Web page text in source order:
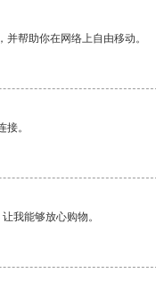
帮助你在网络上自由移动。
。
我能够放心购物。